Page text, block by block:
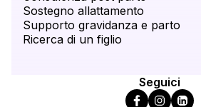
Sostegno allattamento
Supporto gravidanza e parto
Ricerca di un figlio
Seguici